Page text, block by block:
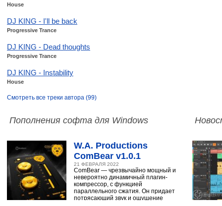
House
DJ KING - I'll be back
Progressive Trance
DJ KING - Dead thoughts
Progressive Trance
DJ KING - Instability
House
Смотреть все треки автора (99)
Пополнения софта для Windows
W.A. Productions
ComBear v1.0.1
21 ФЕВРАЛЯ 2022
ComBear — чрезвычайно мощный и
невероятно динамичный плагин-
компрессор, с функцией
параллельного сжатия. Он придает
потрясающий звук и ощущение